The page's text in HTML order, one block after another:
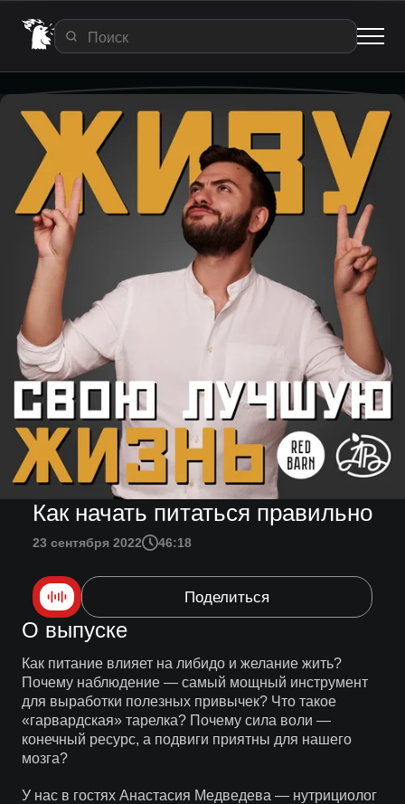
Как начать питаться правильно
23 сентября 2022 46:18
Поделиться
О выпуске
Как питание влияет на либидо и желание жить?
Почему наблюдение — самый мощный инструмент
для выработки полезных привычек? Что такое
«гарвардская» тарелка? Почему сила воли —
конечный ресурс, а подвиги приятны для нашего
мозга?
У нас в гостях Анастасия Медведева — нутрициолог